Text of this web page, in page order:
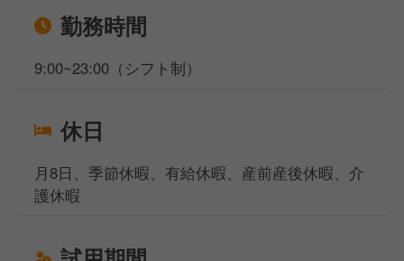
ご相談ください！
相談窓口事務所は東京、大阪、名古屋、福岡の4拠点
になりますが、WEB面談も実施しており、飲食専門
の転職・就職のプロが対応いたしますのでご安心くだ
勤務時間
9:00~23:00（シフト制）
休日
月8日、季節休暇、有給休暇、産前産後休暇、介
護休暇